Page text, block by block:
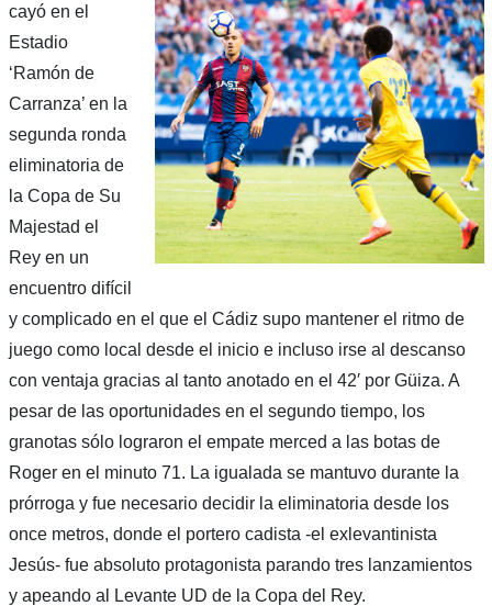
cayó en el
Estadio
‘Ramón de
Carranza’ en la
segunda ronda
eliminatoria de
la Copa de Su
Majestad el
Rey en un
encuentro difícil
y complicado en el que el Cádiz supo mantener el ritmo de
juego como local desde el inicio e incluso irse al descanso
con ventaja gracias al tanto anotado en el 42′ por Güiza. A
pesar de las oportunidades en el segundo tiempo, los
granotas sólo lograron el empate merced a las botas de
Roger en el minuto 71. La igualada se mantuvo durante la
prórroga y fue necesario decidir la eliminatoria desde los
once metros, donde el portero cadista -el exlevantinista
Jesús- fue absoluto protagonista parando tres lanzamientos
y apeando al Levante UD de la Copa del Rey.